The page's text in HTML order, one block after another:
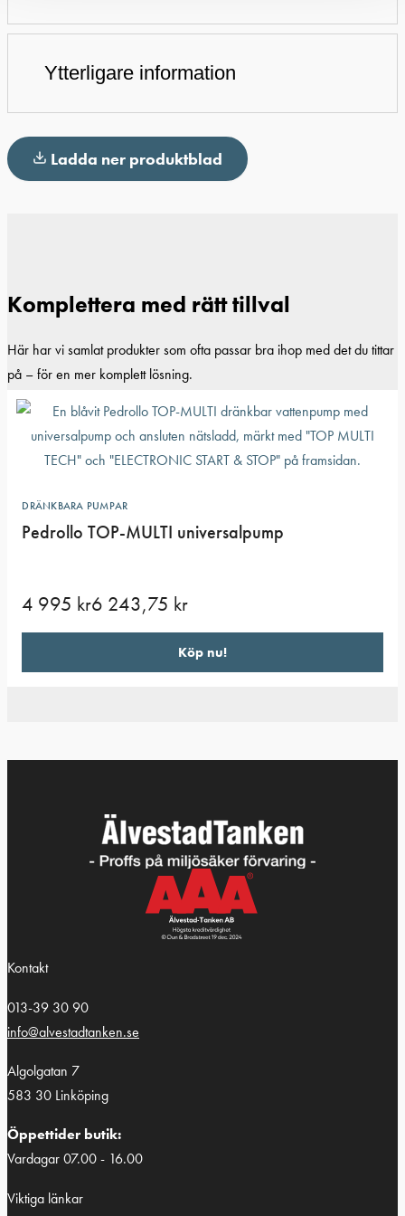
Ytterligare information
Ladda ner produktblad
Komplettera med rätt tillval
Här har vi samlat produkter som ofta passar bra ihop med det du tittar
på – för en mer komplett lösning.
DRÄNKBARA PUMPAR
Pedrollo TOP-MULTI universalpump
4 995 kr6 243,75 kr
Köp nu!
Kontakt
013-39 30 90
info@alvestadtanken.se
Algolgatan 7
583 30 Linköping
Öppettider butik:
Vardagar 07.00 - 16.00
Viktiga länkar